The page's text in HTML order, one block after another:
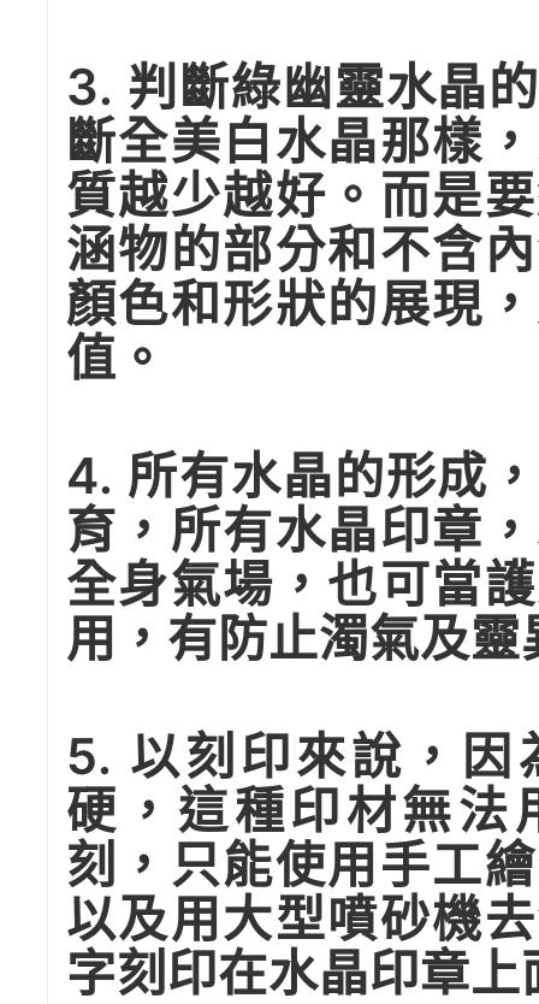
3. 判斷綠幽靈水晶
斷全美白水晶那樣
質越少越好。而是
涵物的部分和不含
顏色和形狀的展現
值。
4. 所有水晶的形成
育，所有水晶印章
全身氣場，也可當
用，有防止濁氣及
5. 以刻印來說，因
硬，這種印材無法
刻，只能使用手工
以及用大型噴砂機
字刻印在水晶印章上